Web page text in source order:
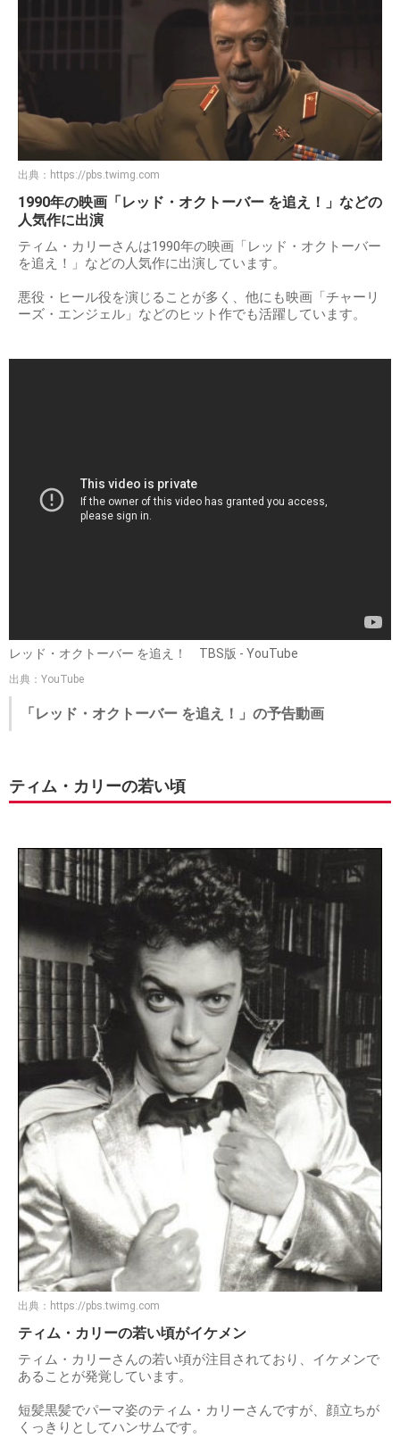
出典： https://pbs.twimg.com
1990年の映画「レッド・オクトーバー を追え！」などの
人気作に出演
ティム・カリーさんは1990年の映画「レッド・オクトーバー
を追え！」などの人気作に出演しています。
悪役・ヒール役を演じることが多く、他にも映画「チャーリ
ーズ・エンジェル」などのヒット作でも活躍しています。
レッド・オクトーバー を追え！ TBS版 - YouTube
出典：YouTube
「レッド・オクトーバー を追え！」の予告動画
ティム・カリーの若い頃
出典： https://pbs.twimg.com
ティム・カリーの若い頃がイケメン
ティム・カリーさんの若い頃が注目されており、イケメンで
あることが発覚しています。
短髪黒髪でパーマ姿のティム・カリーさんですが、顔立ちが
くっきりとしてハンサムです。